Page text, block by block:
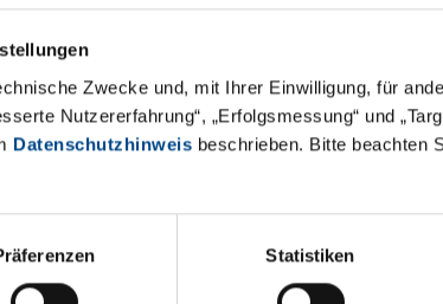
Zwecke und, mit Ihrer Einwilligung, für
Nutzererfahrung“, „Erfolgsmessung“ und
Datenschutzhinweis beschrieben. Bitte beachten
Statistiken
Schwerpunkt im Bereich
Reinheit, Biokompatibilität,
Dienstleistungen. Im
Dienstleistungen für Boden-,
an.
„Wir freuen uns sehr, mit
auf die Stärkung der NIUTEC
Netzwerk als auch auf die